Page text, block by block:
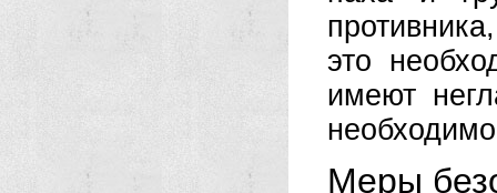
это
имеют
Меры